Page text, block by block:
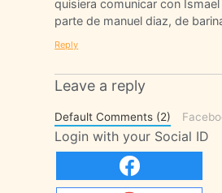
quisiera comunicar con
parte de manuel diaz, de
Reply
Leave a reply
Default Comments (2)
Login with your Social ID